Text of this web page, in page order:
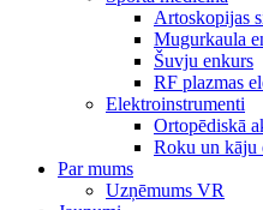
Artoskopijas
Mugurkaula
Šuvju enkurs
RF plazmas
Elektroinstrumenti
Ortopēdiskā
Roku un kāju
Par mums
Uzņēmums VR